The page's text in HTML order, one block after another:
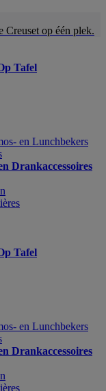
op één plek.
Tafel
en Lunchbekers
Drankaccessoires
Tafel
en Lunchbekers
Drankaccessoires